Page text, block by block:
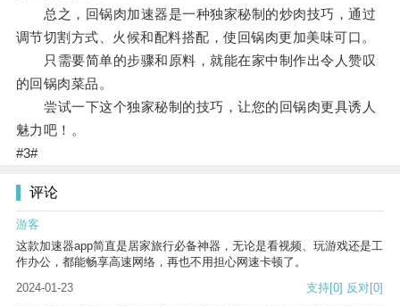
总之，回锅肉加速器是一种独家秘制的炒肉技巧，通过
调节切割方式、火候和配料搭配，使回锅肉更加美味可口。
只需要简单的步骤和原料，就能在家中制作出令人赞叹
的回锅肉菜品。
尝试一下这个独家秘制的技巧，让您的回锅肉更具诱人
魅力吧！。
#3#
评论
游客
这款加速器app简直是居家旅行必备神器，无论是看视频、玩游戏还是工
作办公，都能畅享高速网络，再也不用担心网速卡顿了。
2024-01-23
支持[0] 反对[0]